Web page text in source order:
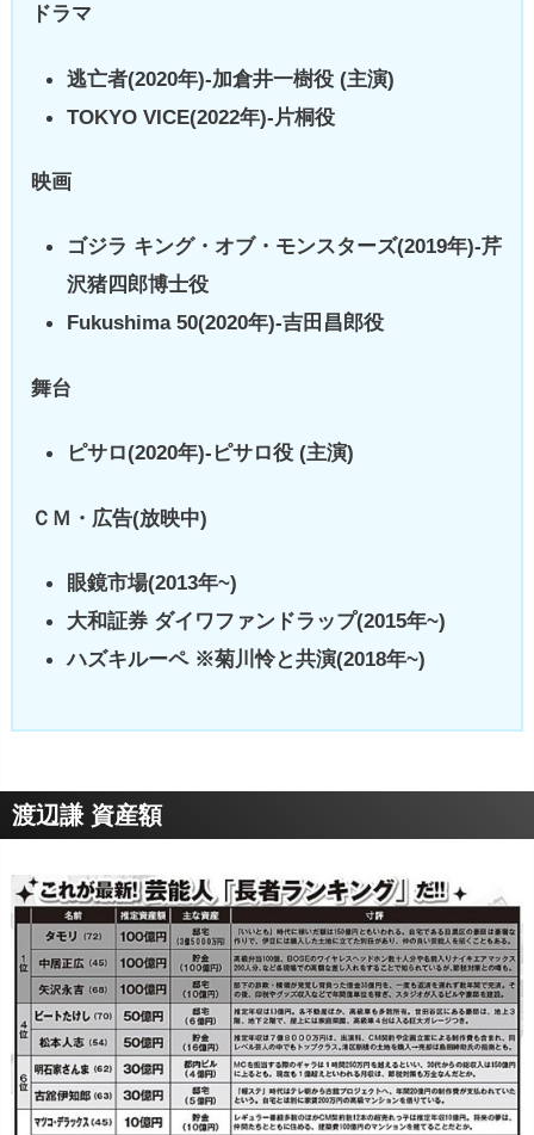
ドラマ
逃亡者(2020年)-加倉井一樹役 (主演)
TOKYO VICE(2022年)-片桐役
映画
ゴジラ キング・オブ・モンスターズ(2019年)-芹
沢猪四郎博士役
Fukushima 50(2020年)-吉田昌郎役
舞台
ピサロ(2020年)-ピサロ役 (主演)
ＣＭ・広告(放映中)
眼鏡市場(2013年~)
大和証券 ダイワファンドラップ(2015年~)
ハズキルーペ ※菊川怜と共演(2018年~)
渡辺謙 資産額